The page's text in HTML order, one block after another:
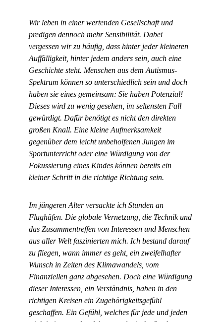
Wir leben in einer wertenden Gesellschaft und
predigen dennoch mehr Sensibilität. Dabei
vergessen wir zu häufig, dass hinter jeder kleineren
Auffälligkeit, hinter jedem anders sein, auch eine
Geschichte steht. Menschen aus dem Autismus-
Spektrum können so unterschiedlich sein und doch
haben sie eines gemeinsam: Sie haben Potenzial!
Dieses wird zu wenig gesehen, im seltensten Fall
gewürdigt. Dafür benötigt es nicht den direkten
großen Knall. Eine kleine Aufmerksamkeit
gegenüber dem leicht unbeholfenen Jungen im
Sportunterricht oder eine Würdigung von der
Fokussierung eines Kindes können bereits ein
kleiner Schritt in die richtige Richtung sein.
Im jüngeren Alter versackte ich Stunden an
Flughäfen. Die globale Vernetzung, die Technik und
das Zusammentreffen von Interessen und Menschen
aus aller Welt faszinierten mich. Ich bestand darauf
zu fliegen, wann immer es geht, ein zweifelhafter
Wunsch in Zeiten des Klimawandels, vom
Finanziellen ganz abgesehen. Doch eine Würdigung
dieser Interessen, ein Verständnis, haben in den
richtigen Kreisen ein Zugehörigkeitsgefühl
geschaffen. Ein Gefühl, welches für jede und jeden